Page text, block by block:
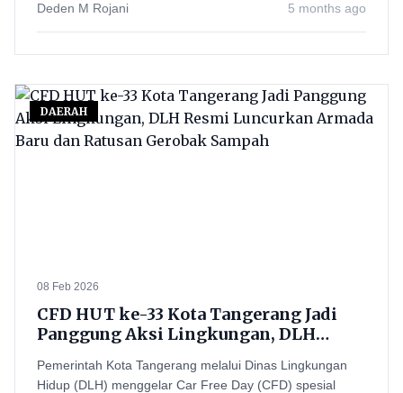
Deden M Rojani 5 months ago
DAERAH
08 Feb 2026
CFD HUT ke-33 Kota Tangerang Jadi
Panggung Aksi Lingkungan, DLH
Ratusan Gerobak Sampah
Pemerintah Kota Tangerang melalui Dinas Lingkungan
Hidup (DLH) menggelar Car Free Day (CFD) spesial